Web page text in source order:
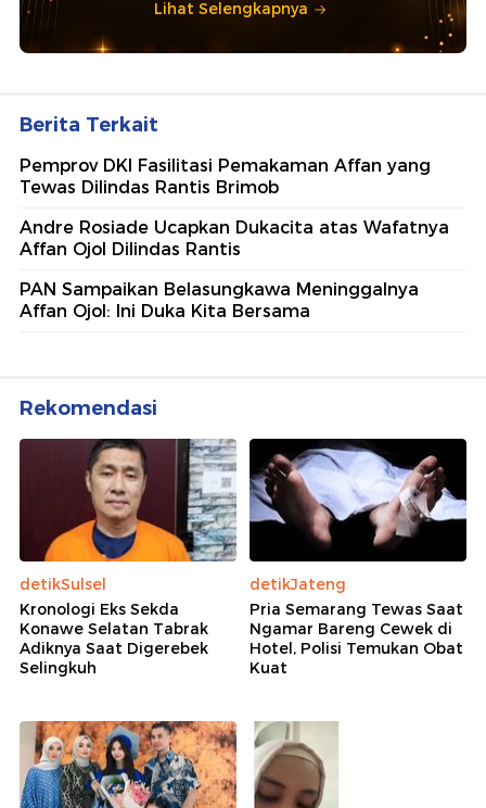
Lihat Selengkapnya
Berita Terkait
Pemprov DKI Fasilitasi Pemakaman Affan yang
Tewas Dilindas Rantis Brimob
Andre Rosiade Ucapkan Dukacita atas Wafatnya
Affan Ojol Dilindas Rantis
PAN Sampaikan Belasungkawa Meninggalnya
Affan Ojol: Ini Duka Kita Bersama
Rekomendasi
detikSulsel
Kronologi Eks Sekda
Konawe Selatan Tabrak
Adiknya Saat Digerebek
Selingkuh
detikJateng
Pria Semarang Tewas Saat
Ngamar Bareng Cewek di
Hotel, Polisi Temukan Obat
Kuat